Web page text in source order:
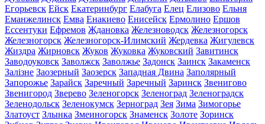
Егорьевск Ейск Екатеринбург Елабуга Елец Елизово Ельня
Еманжелинск Емва Енакиево Енисейск Ермолино Ершов
Ессентуки Ефремов Ждановка Железноводск Железногорск
Железногорск Железногорск-Илимский Жердевка Жигулевск
Жиздра Жирновск Жуков Жуковка Жуковский Завитинск
Заводоуковск Заволжск Заволжье Задонск Заинск Закаменск
Залізне Заозерный Заозерск Западная Двина Заполярный
Запорожье Зарайск Заречный Заречный Заринск Звенигово
Звенигород Зверево Зеленогорск Зеленоград Зеленоградск
Зеленодольск Зеленокумск Зерноград Зея Зима Зимогорье
Златоуст Злынка Змеиногорск Знаменск Золоте Зоринск